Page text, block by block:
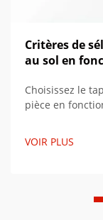
Critères de
au sol en
Choisissez le
pièce en
maintenant nos
VOIR PLUS